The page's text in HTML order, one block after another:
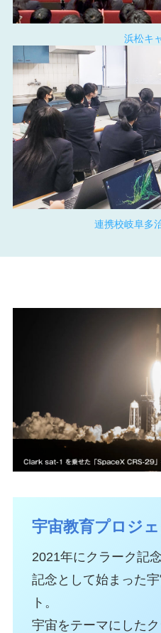
浜松キ
連携校岐阜多
宇宙教育プロジェ
2021年にクラーク記
記念として始まった
ト。
宇宙をテーマにした